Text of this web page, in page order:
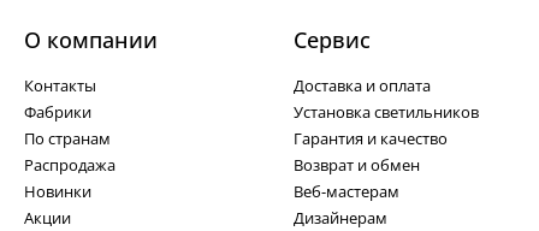
О компании
Контакты
Фабрики
По странам
Распродажа
Новинки
Акции
Cервис
Доставка и оплата
Установка светильников
Гарантия и качество
Возврат и обмен
Веб-мастерам
Дизайнерам